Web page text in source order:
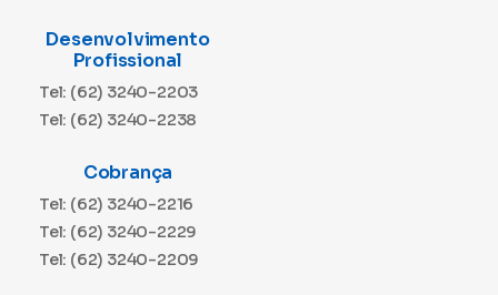
Desenvolvimento
Profissional
Tel: (62) 3240-2203
Tel: (62) 3240-2238
Cobrança
Tel: (62) 3240-2216
Tel: (62) 3240-2229
Tel: (62) 3240-2209